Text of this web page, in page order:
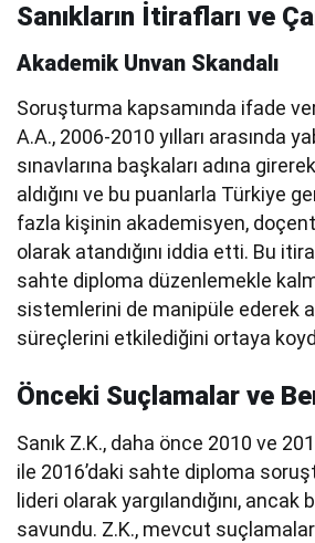
Sanıkların İtirafları ve
Akademik Unvan Skandalı
Soruşturma kapsamında ifade
A.A., 2006-2010 yılları arasında
sınavlarına başkaları adına
aldığını ve bu puanlarla Türkiye
fazla kişinin akademisyen,
olarak atandığını iddia etti. Bu
sahte diploma düzenlemekle
sistemlerini de manipüle ederek
süreçlerini etkilediğini ortaya
Önceki Suçlamalar ve
Sanık Z.K., daha önce 2010 ve
ile 2016’daki sahte diploma
lideri olarak yargılandığını,
savundu. Z.K., mevcut